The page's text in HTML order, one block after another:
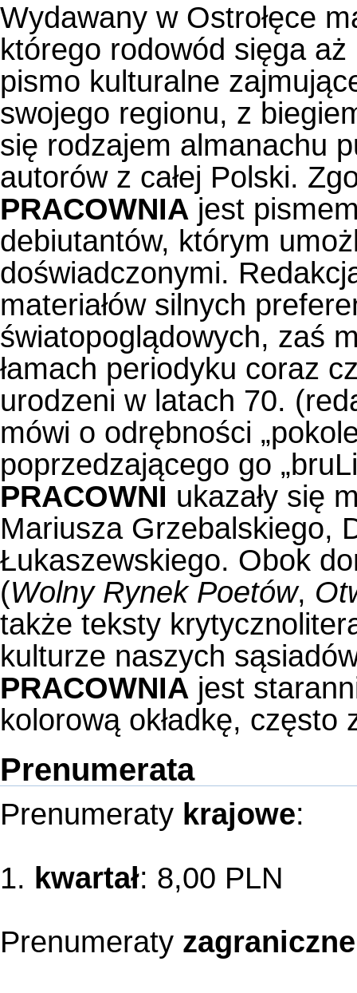
Wydawany w Ostrołęce
którego rodowód sięga
pismo kulturalne
swojego regionu, z
się rodzajem almanachu
autorów z całej Polski.
PRACOWNIA jest
debiutantów, którym
doświadczonymi.
materiałów silnych
światopoglądowych, zaś
łamach periodyku coraz
urodzeni w latach 70.
mówi o odrębności
poprzedzającego go
PRACOWNI ukazały się
Mariusza Grzebalskiego,
Łukaszewskiego. Obok
(Wolny Rynek Poetów,
także teksty
kulturze naszych
PRACOWNIA jest
kolorową okładkę,
Prenumerata
Prenumeraty krajowe:
1. kwartał: 8,00 PLN
Prenumeraty zagraniczne